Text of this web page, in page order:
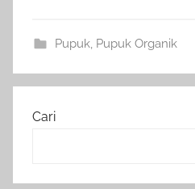
Pupuk, Pupuk Organik
Cari